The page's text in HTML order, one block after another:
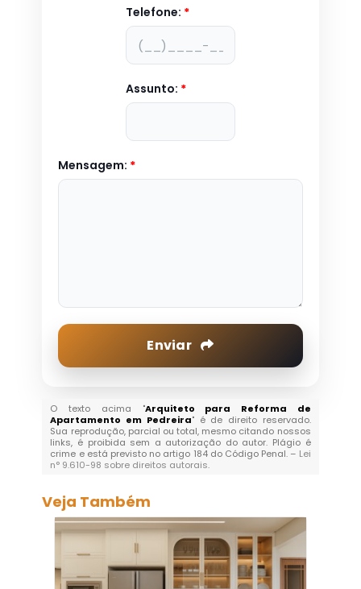
Telefone: *
Assunto: *
Mensagem: *
Enviar
O texto acima "Arquiteto para Reforma de
Apartamento em Pedreira" é de direito reservado.
Sua reprodução, parcial ou total, mesmo citando nossos
links, é proibida sem a autorização do autor. Plágio é
crime e está previsto no artigo 184 do Código Penal. – Lei
n° 9.610-98 sobre direitos autorais.
Veja Também